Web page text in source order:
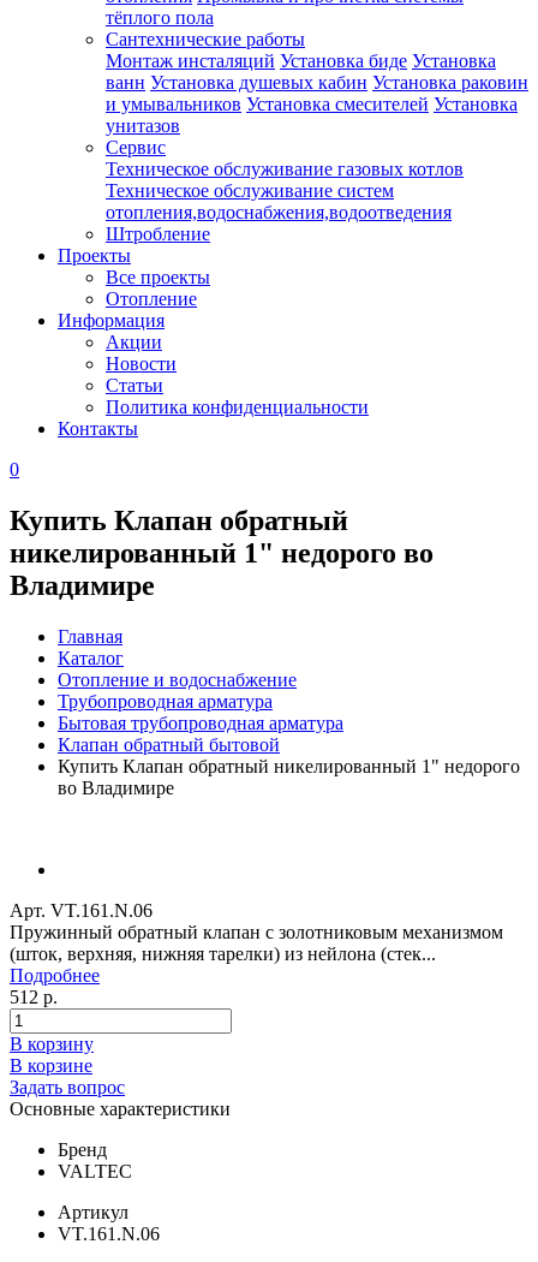
тёплого пола
Сантехнические работы
Монтаж инсталяций Установка биде Установка
ванн Установка душевых кабин Установка раковин
и умывальников Установка смесителей Установка
унитазов
Сервис
Техническое обслуживание газовых котлов
Техническое обслуживание систем
отопления,водоснабжения,водоотведения
Штробление
Проекты
Все проекты
Отопление
Информация
Акции
Новости
Статьи
Политика конфиденциальности
Контакты
0
Купить Клапан обратный
никелированный 1" недорого во
Владимире
Главная
Каталог
Отопление и водоснабжение
Трубопроводная арматура
Бытовая трубопроводная арматура
Клапан обратный бытовой
Купить Клапан обратный никелированный 1" недорого
во Владимире
Арт. VT.161.N.06
Пружинный обратный клапан с золотниковым механизмом
(шток, верхняя, нижняя тарелки) из нейлона (стек...
Подробнее
512 р.
В корзину
В корзине
Задать вопрос
Основные характеристики
Бренд
VALTEC
Артикул
VT.161.N.06